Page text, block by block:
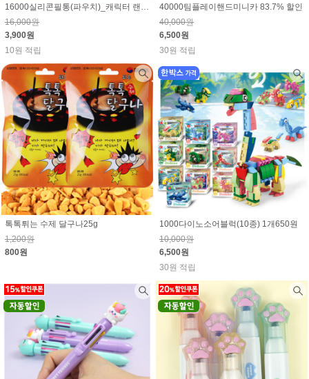
16000실리콘필통(파우치)_캐릭터 랜덤(마블,스티치,디즈니)75.6% 할인
16,000원
3,900원
10원 적립
40000팀플레이핸드미니카 83.7% 할인
40,000원
6,500원
30원 적립
톡톡튀는 수제 달구나25g
1,200원
800원
1000다이노소어블럭(10종) 1개650원
10,000원
6,500원
30원 적립